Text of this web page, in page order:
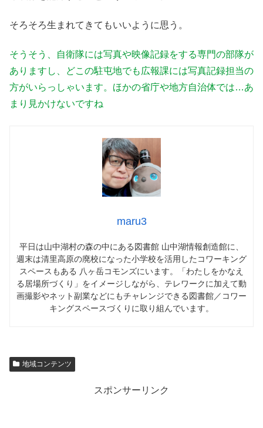
そろそろ生まれてきてもいいように思う。
そうそう、自衛隊には写真や映像記録をする専門の部隊が
ありますし、どこの駐屯地でも広報課には写真記録担当の
方がいらっしゃいます。ほかの省庁や地方自治体では…あ
まり見かけないですね
maru3
平日は山中湖村の森の中にある図書館 山中湖情報創造館に、
週末は清里高原の廃校になった小学校を活用したコワーキング
スペースもある 八ヶ岳コモンズにいます。「わたしをかなえ
る居場所づくり」をイメージしながら、テレワークに加えて動
画撮影やネット副業などにもチャレンジできる図書館／コワー
キングスペースづくりに取り組んでいます。
地域コンテンツ
スポンサーリンク